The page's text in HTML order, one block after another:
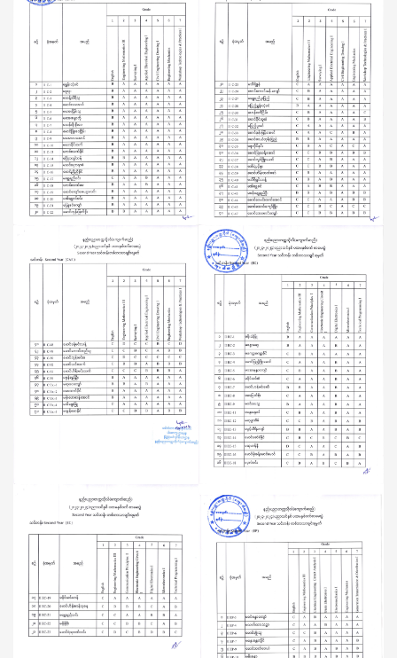
ရ
မှတ်
များ၏
Gradeများ
ထုတ်ပြန်ကြေညာ
ခြင်း